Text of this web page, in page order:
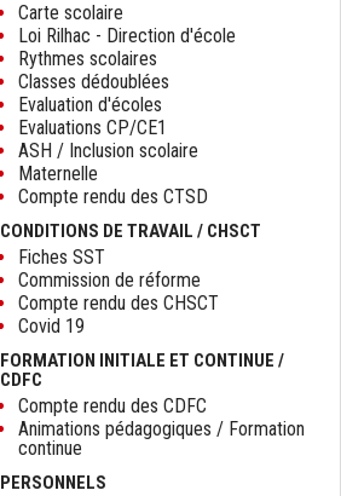
Carte scolaire
Loi Rilhac - Direction d'école
Rythmes scolaires
Classes dédoublées
Evaluation d'écoles
Evaluations CP/CE1
ASH / Inclusion scolaire
Maternelle
Compte rendu des CTSD
CONDITIONS DE TRAVAIL / CHSCT
Fiches SST
Commission de réforme
Compte rendu des CHSCT
Covid 19
FORMATION INITIALE ET CONTINUE /
CDFC
Compte rendu des CDFC
Animations pédagogiques / Formation
continue
PERSONNELS